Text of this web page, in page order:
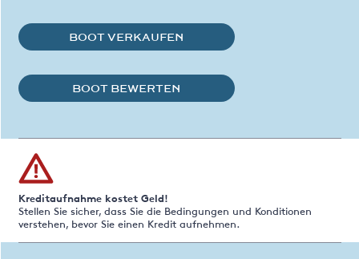
BOOT VERKAUFEN
BOOT BEWERTEN
Kreditaufnahme kostet Geld!
Stellen Sie sicher, dass Sie die Bedingungen und Konditionen
verstehen, bevor Sie einen Kredit aufnehmen.